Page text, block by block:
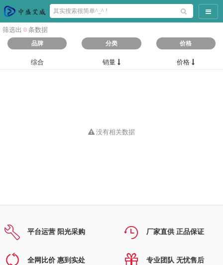
导航
筛选出 0 条数据
品牌 分类 价格
综合 销量 价格
没有相关数据
平台运营 阳光采购 厂家直供 正品保证
全网比价 惠到实处 专业团队 无忧售后